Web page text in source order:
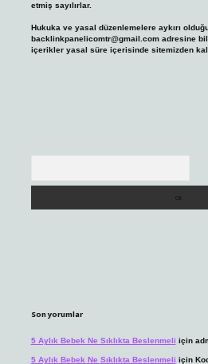
etmiş sayılırlar.
Hukuka ve yasal düzenlemelere aykırı
backlinkpanelicomtr@gmail.comadresine
içerikler yasal süre içerisinde sitemizden
Son yorumlar
5 Aylık Bebek Ne Sıklıkta Beslenmeli için
5 Aylık Bebek Ne Sıklıkta Beslenmeli için